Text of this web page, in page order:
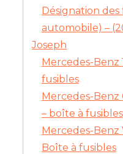
Désignation
automobile) –
Joseph
Mercedes-Benz
fusibles
Mercedes-Benz
– boîte à fusibles
Mercedes-Benz
Boîte à fusibles